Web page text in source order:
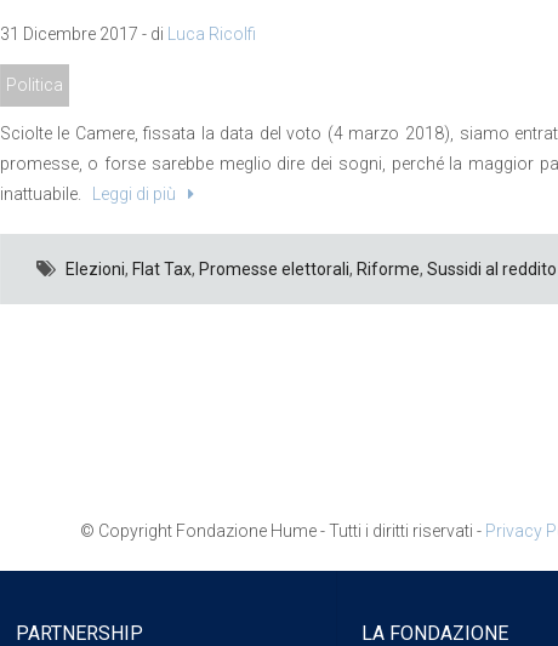
31 Dicembre 2017 - di Luca Ricolfi
Politica
Sciolte le Camere, fissata la data del voto (4 marzo 2018), siamo
promesse, o forse sarebbe meglio dire dei sogni, perché la maggior
inattuabile.
Leggi di più
Elezioni, Flat Tax, Promesse elettorali, Riforme, Sussidi al reddito
© Copyright Fondazione Hume - Tutti i diritti riservati - Privacy
PARTNERSHIP LA FONDAZIONE